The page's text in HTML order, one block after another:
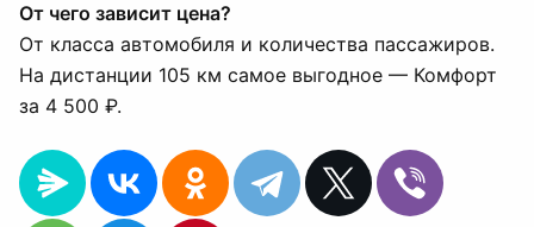
От чего зависит цена?
От класса автомобиля и количества пассажиров.
На дистанции 105 км самое выгодное — Комфорт
за 4 500 ₽.